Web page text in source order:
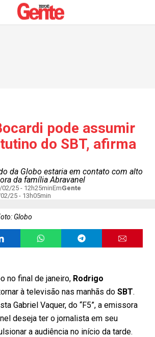
pode assumir
do SBT, afirma
da Globo estaria em contato com alto
da família Abravanel
02/25 - 12h25minEmGente
25 - 13h05min
Globo
no final de janeiro, Rodrigo
à televisão nas manhãs do SBT.
Gabriel Vaquer, do “F5”, a emissora
deseja ter o jornalista em seu
a audiência no início da tarde.